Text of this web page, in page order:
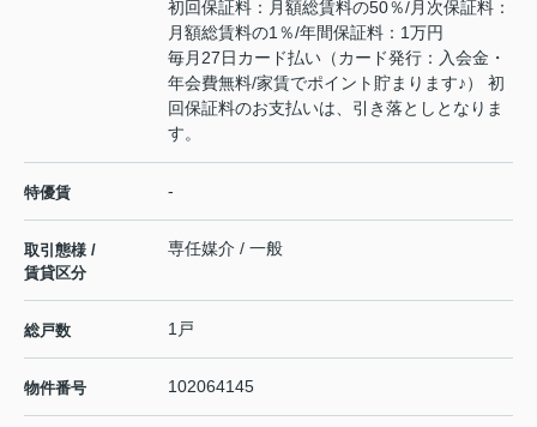
初回保証料：月額総賃料の50％/月次保証料：
月額総賃料の1％/年間保証料：1万円
毎月27日カード払い（カード発行：入会金・
年会費無料/家賃でポイント貯まります♪） 初
回保証料のお支払いは、引き落としとなりま
す。
特優賃 -
取引態様 /
賃貸区分
専任媒介 / 一般
総戸数 1戸
物件番号 102064145